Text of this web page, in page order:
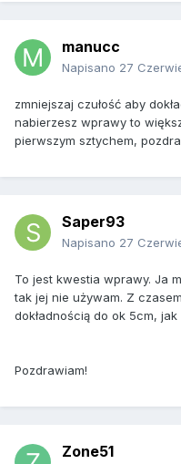
manucc
Napisano 27
zmniejszaj czułość aby
nabierzesz wprawy to
pierwszym sztychem,
Saper93
Napisano 27
To jest kwestia wprawy. Ja
tak jej nie używam. Z
dokładnością do ok 5cm, jak
Pozdrawiam!
Zone51